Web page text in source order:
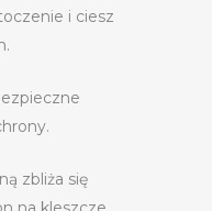
i ciesz
zbliża się